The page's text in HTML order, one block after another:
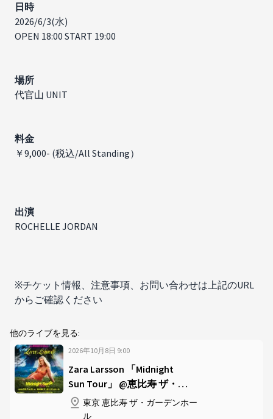
日時
2026/6/3(水)
OPEN 18:00 START 19:00
場所
代官山 UNIT
料金
￥9,000- (税込/All Standing）
出演​
ROCHELLE JORDAN
※チケット情報、注意事項、お問い合わせは上記のURL
からご確認ください
他のライブを見る:
2026年10月8日 9:00
Zara Larsson 「Midnight
Sun Tour」 @恵比寿 ザ・ガ
ーデンホール
東京 恵比寿 ザ・ガーデンホー
ル